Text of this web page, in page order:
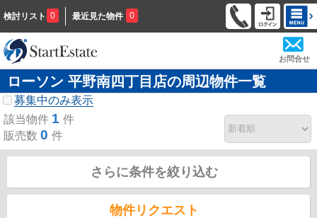
検討リスト 0 最近見た物件 0
お問合せ
ローソン 平野南四丁目店の周辺物件一覧
募集中のみ表示
該当物件 1 件
販売数 0 件
さらに条件を絞り込む
物件リクエスト